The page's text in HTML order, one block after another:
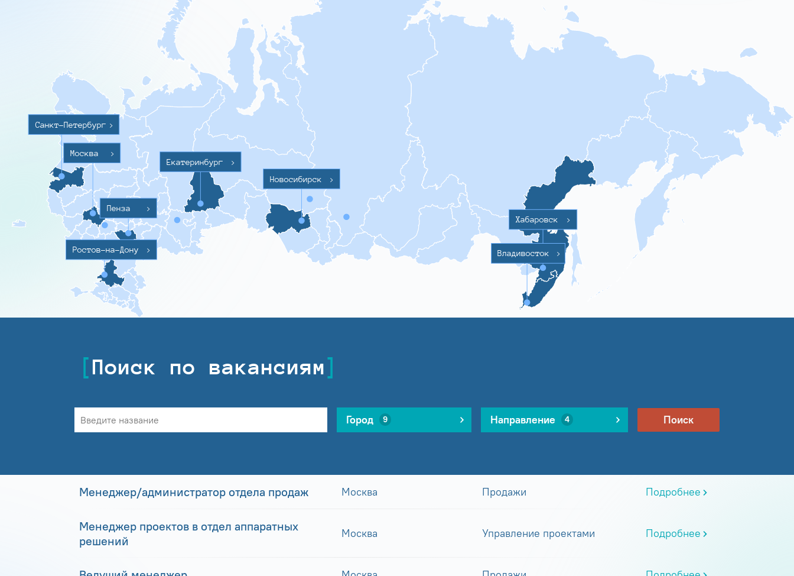
Санкт-Петербург >
Москва >
Ростов-на-Дону >
Пенза >
Екатеринбург
>
Новосибирск
>
Хабаровск >
Владивосток >
Поиск по вакансиям
Город 9 Направление 4 Поиск
Менеджер/администратор отдела продаж Москва Продажи Подробнее
Менеджер проектов в отдел аппаратных
решений
Москва Управление проектами Подробнее